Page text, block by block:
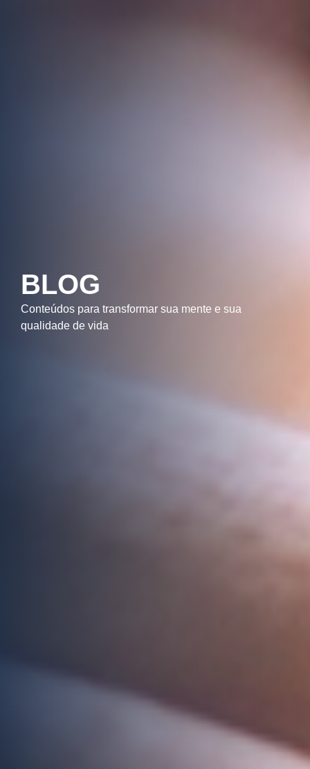
BLOG
Conteúdos para transformar sua mente e sua
qualidade de vida